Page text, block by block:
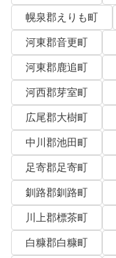
幌泉郡えりも町
河東郡音更町
河東郡鹿追町
河西郡芽室町
広尾郡大樹町
中川郡池田町
足寄郡足寄町
釧路郡釧路町
川上郡標茶町
白糠郡白糠町